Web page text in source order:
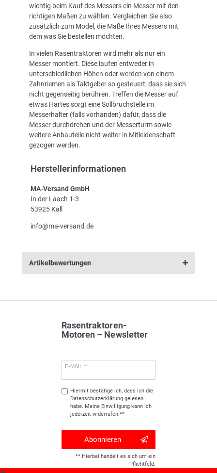
wichtig beim Kauf des Messers ein Messer mit den
richtigen Maßen zu wählen. Vergleichen Sie also
zusätzlich zum Model, die Maße Ihres Messers mit
dem was Sie bestellen möchten.
In vielen Rasentraktoren wird mehr als nur ein
Messer montiert. Diese laufen entweder in
unterschiedlichen Höhen oder werden von einem
Zahnriemen als Taktgeber so gesteuert, dass sie sich
nicht gegenseitig berühren. Treffen die Messer auf
etwas Hartes sorgt eine Sollbruchstelle im
Messerhalter (falls vorhanden) dafür, dass die
Messer durchdrehen und der Messerturm sowie
weitere Anbauteile nicht weiter in Mitleidenschaft
gezogen werden.
Herstellerinformationen
MA-Versand GmbH
In der Laach 1-3
53925 Kall
info@ma-versand.de
Artikelbewertungen
Rasentraktoren-
Motoren – Newsletter
E-MAIL **
Hiermit bestätige ich, dass ich die
Daten­schutz­erklärunggelesen
habe. Meine Einwilligung kann ich
jederzeit widerrufen.**
Abonnieren
** Hierbei handelt es sich um ein
Pflichtfeld.